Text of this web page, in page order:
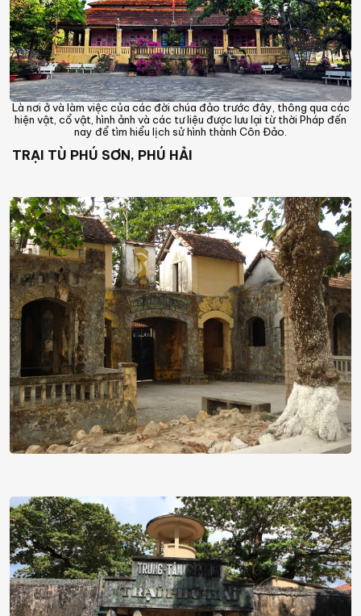
Là nơi ở và làm việc của các đời chúa đảo trước đây, thông qua các
hiện vật, cổ vật, hình ảnh và các tư liệu được lưu lại từ thời Pháp đến
nay để tìm hiểu lịch sử hình thành Côn Đảo.
TRẠI TÙ PHÚ SƠN, PHÚ HẢI